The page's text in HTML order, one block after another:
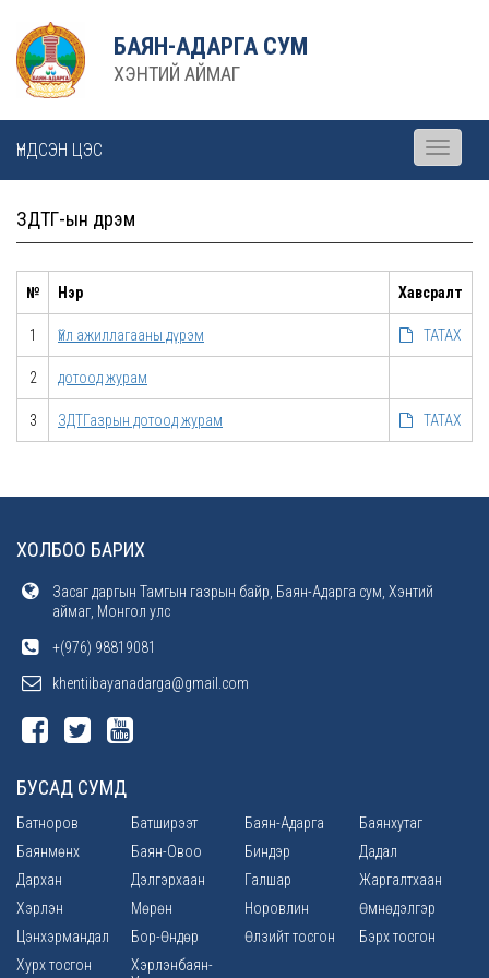
БАЯН-АДАРГА СУМ
ХЭНТИЙ АЙМАГ
ҮНДСЭН ЦЭС
Toggle
ЗДТГ-ын дүрэм
№ Нэр Хавсралт
1 Үйл ажиллагааны дүрэм ТАТАХ
2 дотоод журам
3 ЗДТГазрын дотоод журам ТАТАХ
ХОЛБОО БАРИХ
Засаг даргын Тамгын газрын байр, Баян-Адарга сум, Хэнтий
аймаг, Монгол улс
+(976) 98819081
khentiibayanadarga@gmail.com
БУСАД СУМД
Батноров Батширээт Баян-Адарга
Баянхутаг
Баянмөнх
Баян-Овоо Биндэр
Дадал
Дархан
Дэлгэрхаан Галшар
Жаргалтхаан
Хэрлэн
Мөрөн Норовлин
Өмнөдэлгэр
Цэнхэрмандал
Бор-Өндөр Өлзийт тосгон
Бэрх тосгон
Хурх тосгон
Хэрлэнбаян-